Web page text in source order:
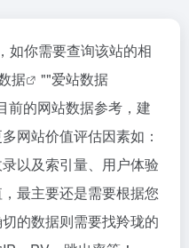
如你需要查询该站的相
据 ""爱站数据
前的网站数据参考，建
网站价值评估因素如：
以及索引量、用户体验
最主要还是需要根据您
的数据则需要找羚珑的